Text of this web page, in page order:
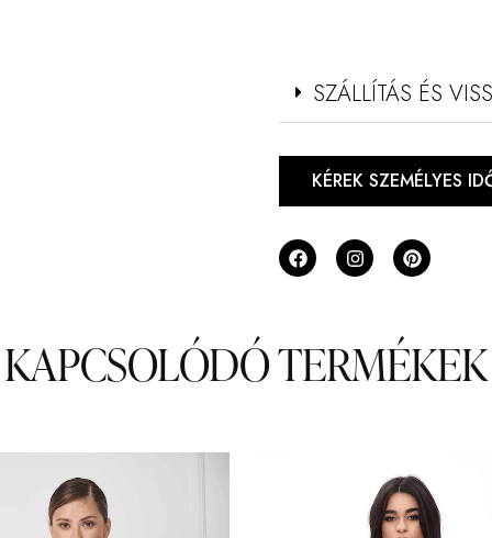
SZÁLLÍTÁS ÉS
KÉREK SZEMÉLYES
KAPCSOLÓDÓ TERMÉKEK